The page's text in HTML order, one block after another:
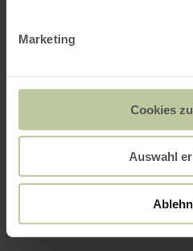
Marketing
Cookies
Auswahl